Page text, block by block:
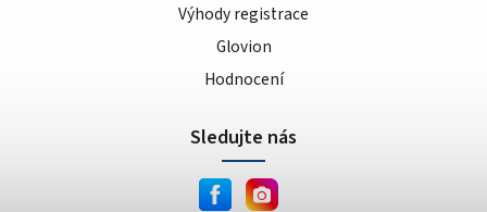
Výhody registrace
Glovion
Hodnocení
Sledujte nás